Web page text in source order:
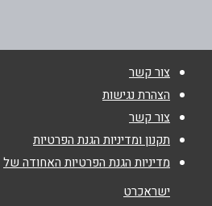
נושא*
אנא חזרו אלי בקשר ל...
צור קשר
הצהרת נגישות
צור קשר
תקנון ומדיניות הגנת הפרטיות
מדיניות הגנת הפרטיות האחודה של
ישראכרט